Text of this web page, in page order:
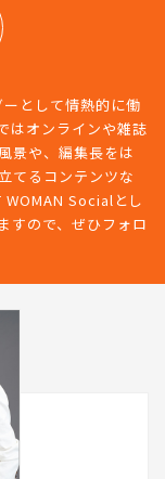
として情熱的に働
はオンラインや雑誌
景や、編集長をは
てるコンテンツな
WOMAN Socialとし
すので、ぜひフォロ